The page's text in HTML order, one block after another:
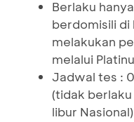
Berlaku
berdomisili di
melakukan
melalui
Jadwal tes :
(tidak berlaku
libur Nasional)